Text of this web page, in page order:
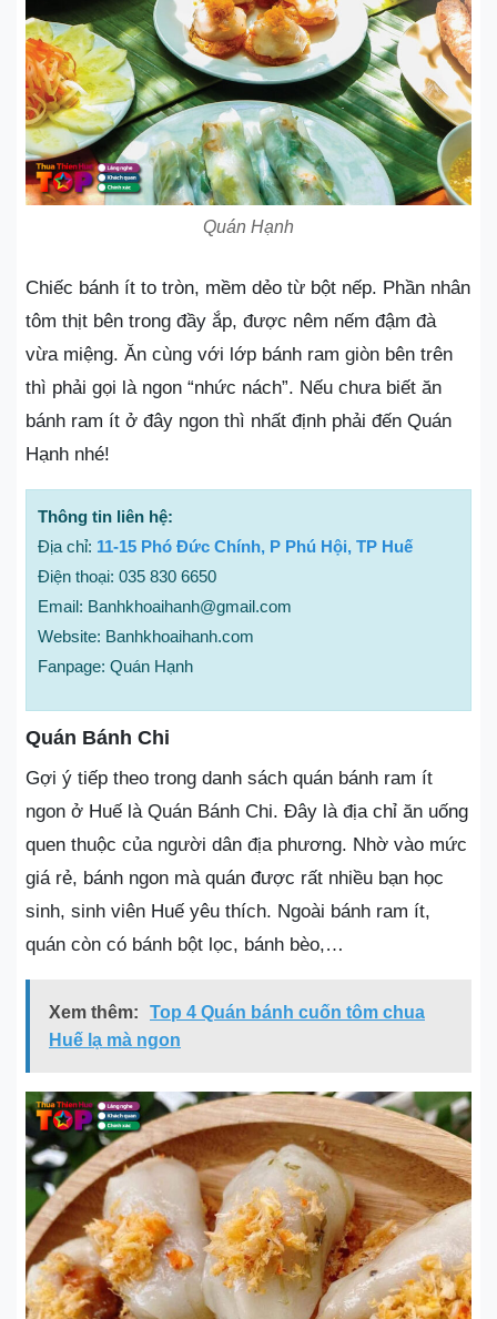
Quán Hạnh
Chiếc bánh ít to tròn, mềm dẻo từ bột nếp. Phần nhân
tôm thịt bên trong đầy ắp, được nêm nếm đậm đà
vừa miệng. Ăn cùng với lớp bánh ram giòn bên trên
thì phải gọi là ngon “nhức nách”. Nếu chưa biết ăn
bánh ram ít ở đây ngon thì nhất định phải đến Quán
Hạnh nhé!
Thông tin liên hệ:
Địa chỉ: 11-15 Phó Đức Chính, P Phú Hội, TP Huế
Điện thoại: 035 830 6650
Email: Banhkhoaihanh@gmail.com
Website: Banhkhoaihanh.com
Fanpage: Quán Hạnh
Quán Bánh Chi
Gợi ý tiếp theo trong danh sách quán bánh ram ít
ngon ở Huế là Quán Bánh Chi. Đây là địa chỉ ăn uống
quen thuộc của người dân địa phương. Nhờ vào mức
giá rẻ, bánh ngon mà quán được rất nhiều bạn học
sinh, sinh viên Huế yêu thích. Ngoài bánh ram ít,
quán còn có bánh bột lọc, bánh bèo,…
Xem thêm:
Top 4 Quán bánh cuốn tôm chua
Huế lạ mà ngon